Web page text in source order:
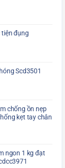
đụng
Scd3501
chống ồn nẹp
kẹt tay chân
ngon 1 kg đạt